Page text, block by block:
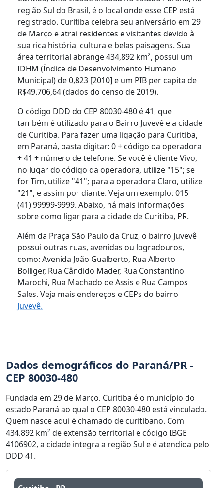
região Sul do Brasil, é o local onde esse CEP está
registrado. Curitiba celebra seu aniversário em 29
de Março e atrai residentes e visitantes devido à
sua rica história, cultura e belas paisagens. Sua
área territorial abrange 434,892 km², possui um
IDHM (Índice de Desenvolvimento Humano
Municipal) de 0,823 [2010] e um PIB per capita de
R$49.706,64 (dados do censo de 2019).
O código DDD do CEP 80030-480 é 41, que
também é utilizado para o Bairro Juvevê e a cidade
de Curitiba. Para fazer uma ligação para Curitiba,
em Paraná, basta digitar: 0 + código da operadora
+ 41 + número de telefone. Se você é cliente Vivo,
no lugar do código da operadora, utilize "15"; se
for Tim, utilize "41"; para a operadora Claro, utilize
"21", e assim por diante. Veja um exemplo: 015
(41) 99999-9999. Abaixo, há mais informações
sobre como ligar para a cidade de Curitiba, PR.
Além da Praça São Paulo da Cruz, o bairro Juvevê
possui outras ruas, avenidas ou logradouros,
como: Avenida João Gualberto, Rua Alberto
Bolliger, Rua Cândido Mader, Rua Constantino
Marochi, Rua Machado de Assis e Rua Campos
Sales. Veja mais endereços e CEPs do bairro
Juvevê.
Dados demográficos do Paraná/PR -
CEP 80030-480
Fundada em 29 de Março, Curitiba é o município do
estado Paraná ao qual o CEP 80030-480 está vinculado.
Quem nasce aqui é chamado de curitibano. Com
434,892 km² de extensão territorial e código IBGE
4106902, a cidade integra a região Sul e é atendida pelo
DDD 41.